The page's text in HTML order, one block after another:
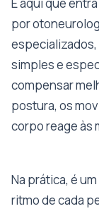
É aqui que entra
por
simples e
compensar
postura, os
corpo reage às
Na prática, é
ritmo de cada